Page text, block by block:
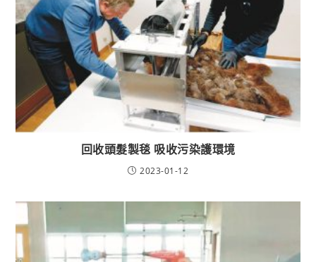
回收頭髮製毯 吸收污染護環境
2023-01-12